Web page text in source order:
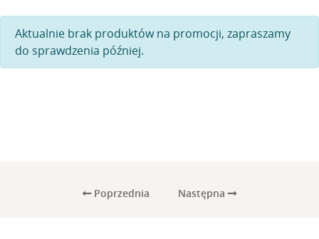
Aktualnie brak produktów na promocji, zapraszamy
do sprawdzenia później.
Poprzednia Następna